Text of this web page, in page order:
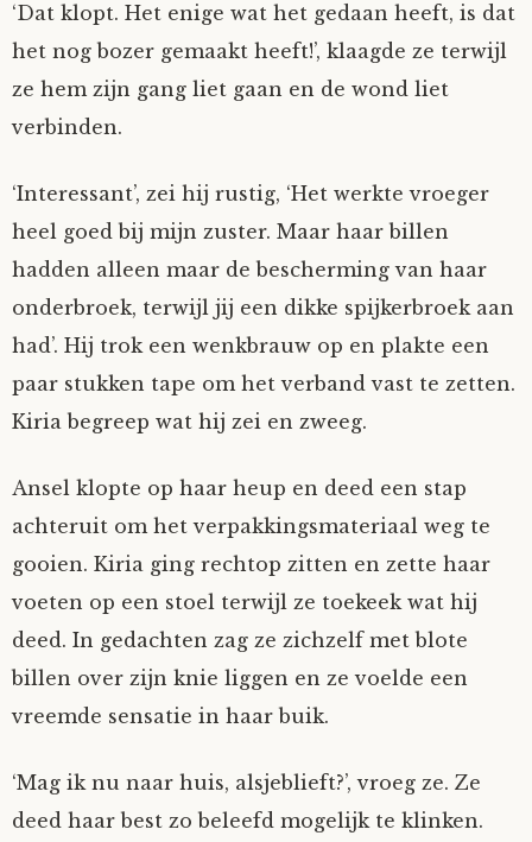
‘Dat klopt. Het enige wat het gedaan heeft, is dat
het nog bozer gemaakt heeft!’, klaagde ze terwijl
ze hem zijn gang liet gaan en de wond liet
verbinden.
‘Interessant’, zei hij rustig, ‘Het werkte vroeger
heel goed bij mijn zuster. Maar haar billen
hadden alleen maar de bescherming van haar
onderbroek, terwijl jij een dikke spijkerbroek aan
had’. Hij trok een wenkbrauw op en plakte een
paar stukken tape om het verband vast te zetten.
Kiria begreep wat hij zei en zweeg.
Ansel klopte op haar heup en deed een stap
achteruit om het verpakkingsmateriaal weg te
gooien. Kiria ging rechtop zitten en zette haar
voeten op een stoel terwijl ze toekeek wat hij
deed. In gedachten zag ze zichzelf met blote
billen over zijn knie liggen en ze voelde een
vreemde sensatie in haar buik.
‘Mag ik nu naar huis, alsjeblieft?’, vroeg ze. Ze
deed haar best zo beleefd mogelijk te klinken.